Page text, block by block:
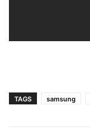
TAGS samsung